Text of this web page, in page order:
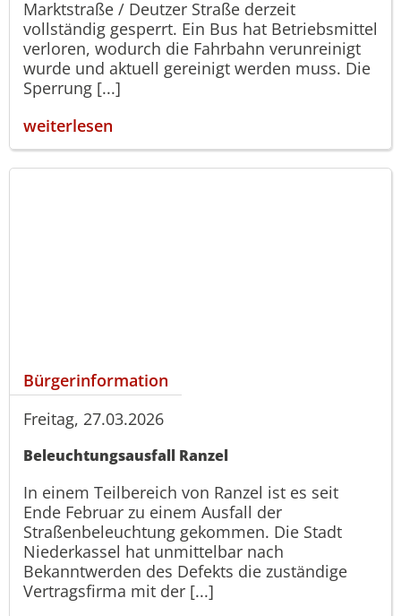
Marktstraße / Deutzer Straße derzeit
vollständig gesperrt. Ein Bus hat Betriebsmittel
verloren, wodurch die Fahrbahn verunreinigt
wurde und aktuell gereinigt werden muss. Die
Sperrung [...]
weiterlesen
Bürgerinformation
Freitag, 27.03.2026
Beleuchtungsausfall Ranzel
In einem Teilbereich von Ranzel ist es seit
Ende Februar zu einem Ausfall der
Straßenbeleuchtung gekommen. Die Stadt
Niederkassel hat unmittelbar nach
Bekanntwerden des Defekts die zuständige
Vertragsfirma mit der [...]